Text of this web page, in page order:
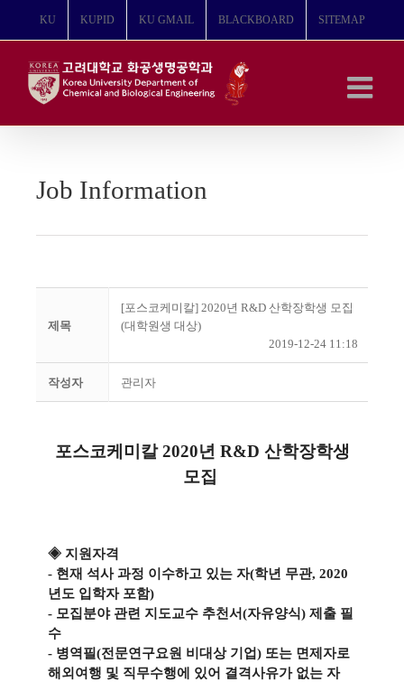
뛰
KU KUPID KU GMAIL BLACKBOARD SITEMAP
Job Information
제목
[포스코케미칼] 2020년 R&D 산학장학생 모집
(대학원생 대상)
2019-12-24 11:18
작성자 관리자
포스코케미칼 2020년 R&D 산학장학생
모집
◈ 지원자격
- 현재 석사 과정 이수하고 있는 자(학년 무관, 2020
년도 입학자 포함)
- 모집분야 관련 지도교수 추천서(자유양식) 제출 필
수
- 병역필(전문연구요원 비대상 기업) 또는 면제자로
해외여행 및 직무수행에 있어 결격사유가 없는 자